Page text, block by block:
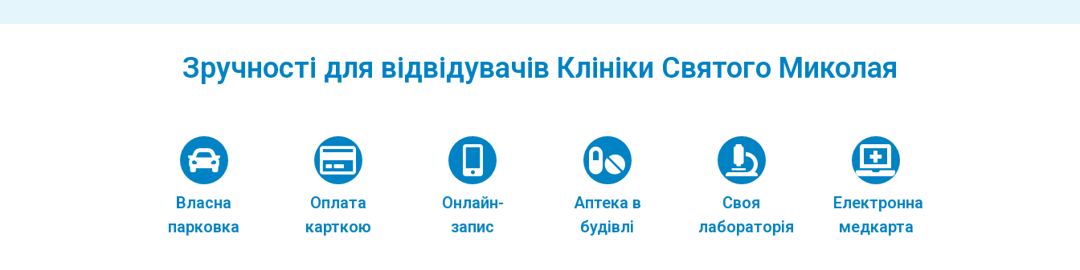
Зручності для відвідувачів Клініки Святого Миколая
Власна
парковка
Оплата
карткою
Онлайн-
запис
Аптека в
будівлі
Своя
лабораторія
Електронна
медкарта